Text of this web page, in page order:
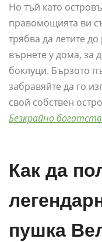
Но тъй като
правомощията ви
трябва да летите
върнете у дома, за
боклуци. Бързото
забравяйте да го
свой собствен
Безкрайно
Как да
пушка